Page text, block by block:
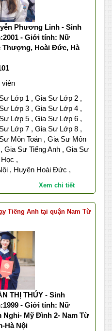
Phương Linh - Sinh
- Giới tính: Nữ
Hoài Đức, Hà
viên
Lớp 1 , Gia Sư Lớp 2 ,
Lớp 3 , Gia Sư Lớp 4 ,
Lớp 5 , Gia Sư Lớp 6 ,
Lớp 7 , Gia Sư Lớp 8 ,
Môn Toán , Gia Sư Môn
Gia Sư Tiếng Anh , Gia Sư
,
, Huyện Hoài Đức ,
Xem chi tiết
Tiếng Anh tại quận Nam Từ
THỊ THÚY - Sinh
- Giới tính: Nữ
Nghi- Mỹ Đình 2- Nam Từ
Hà Nội